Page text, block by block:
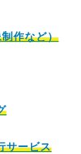
作など）
サービス